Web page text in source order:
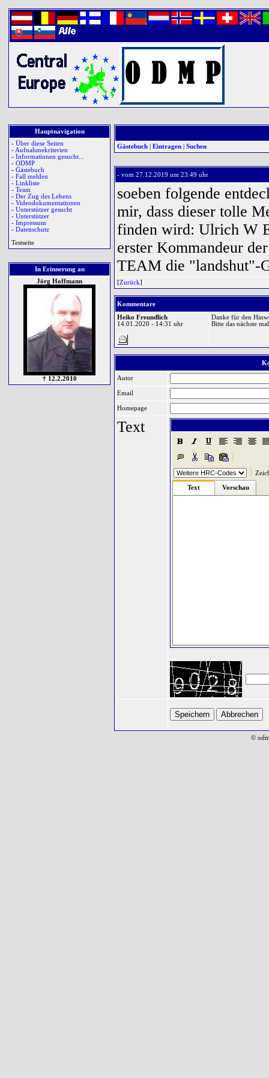
Hauptnavigation
- Über diese Seiten
- Aufnahmekriterien
- Informationen gesucht...
- ODMP
- Gästebuch
- Fall melden
- Linkliste
- Team
- Der Zug des Lebens
- Videodokumentationen
- Unterstützer gesucht
- Unterstützer
- Impressum
- Datenschutz
Testseite
In Erinnerung an
Jörg Hoffmann
† 12.2.2010
Gästebuch Eintragen Suchen
- vom 27.12.2019 um 23:49 uhr
soeben folgende
mir, dass dieser tolle
finden wird: Ulrich W
erster Kommandeur
TEAM die "landshut"-
[Zurück]
Kommentare
Heiko Freundlich
14.01.2020 - 14:31 uhr
Danke für den
Bitte das nächste
Autor
Email
Homepage
Text
Text Vorschau
©